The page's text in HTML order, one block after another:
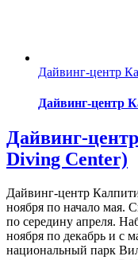
Дайвинг-центр
Дайвинг-центр
Дайвинг-
Diving Center)
Дайвинг-центр
ноября по начало мая.
по середину апреля.
ноября по декабрь и с
национальный парк